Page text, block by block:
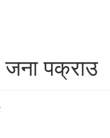
पक्राउ